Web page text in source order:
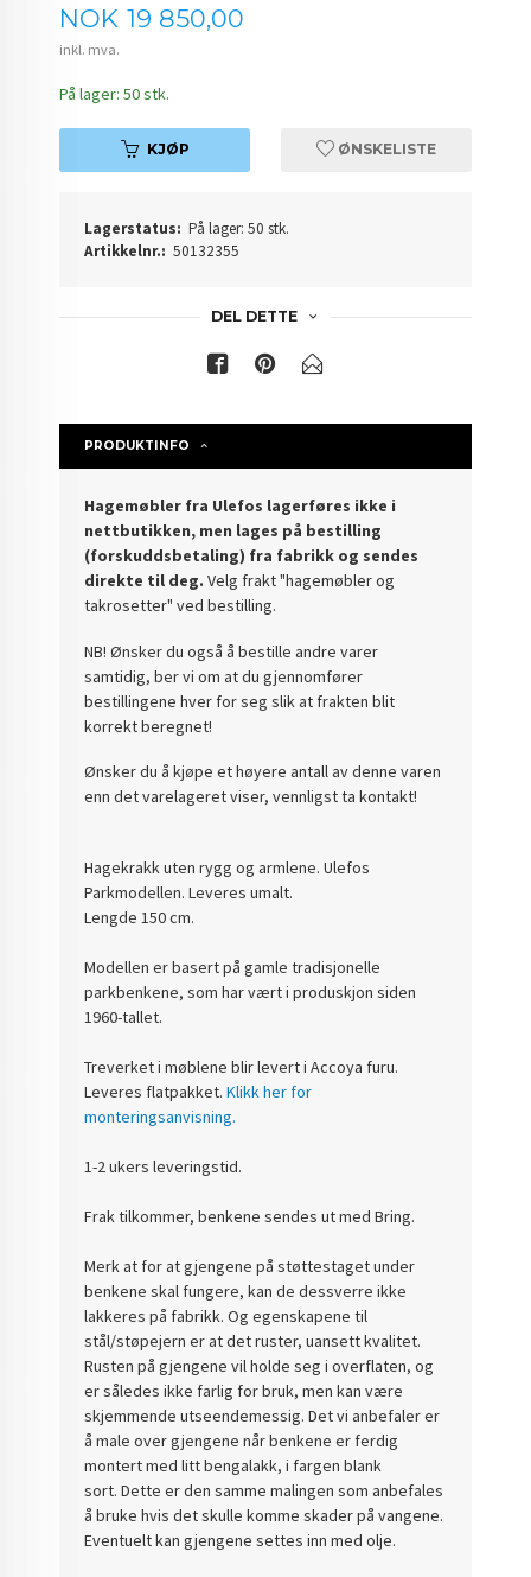
Pris
NOK 19 850,00
inkl. mva.
På lager: 50 stk.
KJØP ØNSKELISTE
Lagerstatus: På lager: 50 stk.
Artikkelnr.: 50132355
DEL DETTE
PRODUKTINFO
Hagemøbler fra Ulefos lagerføres ikke i
nettbutikken, men lages på bestilling
(forskuddsbetaling) fra fabrikk og sendes
direkte til deg. Velg frakt "hagemøbler og
takrosetter" ved bestilling.
NB! Ønsker du også å bestille andre varer
samtidig, ber vi om at du gjennomfører
bestillingene hver for seg slik at frakten blit
korrekt beregnet!
Ønsker du å kjøpe et høyere antall av denne varen
enn det varelageret viser, vennligst ta kontakt!
Hagekrakk uten rygg og armlene. Ulefos
Parkmodellen. Leveres umalt.
Lengde 150 cm.
Modellen er basert på gamle tradisjonelle
parkbenkene, som har vært i produskjon siden
1960-tallet.
Treverket i møblene blir levert i Accoya furu.
Leveres flatpakket.Klikk her for
monteringsanvisning.
1-2 ukers leveringstid.
Frak tilkommer, benkene sendes ut med Bring.
Merk at for at gjengene på støttestaget under
benkene skal fungere, kan de dessverre ikke
lakkeres på fabrikk. Og egenskapene til
stål/støpejern er at det ruster, uansett kvalitet.
Rusten på gjengene vil holde seg i overflaten, og
er således ikke farlig for bruk, men kan være
skjemmende utseendemessig. Det vi anbefaler er
å male over gjengene når benkene er ferdig
montert med litt bengalakk, i fargen blank
sort. Dette er den samme malingen som anbefales
å bruke hvis det skulle komme skader på vangene.
Eventuelt kan gjengene settes inn med olje.